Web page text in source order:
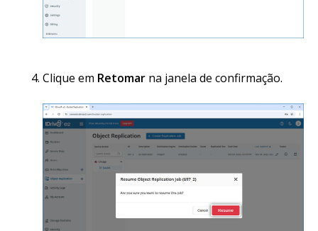
Clique em Retomar na janela de confirmação.